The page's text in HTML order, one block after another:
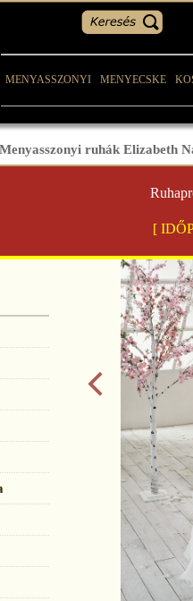
MENYASSZONYI MENYECSKE
Menyasszonyi ruhák Elizabeth
[